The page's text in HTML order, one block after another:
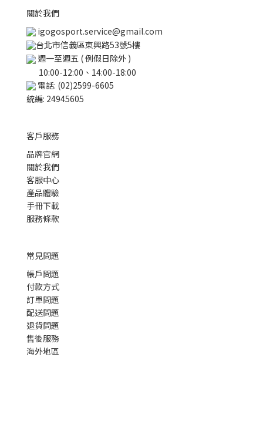
關於我們
igogosport.service@gmail.com
台北市信義區東興路53號5樓
週一至週五 ( 例假日除外 )
10:00-12:00、14:00-18:00
電話: (02)2599-6605
統編: 24945605
客戶服務
品牌官網
關於我們
客服中心
產品體驗
手冊下載
服務條款
常見問題
帳戶問題
付款方式
訂單問題
配送問題
退貨問題
售後服務
海外地區